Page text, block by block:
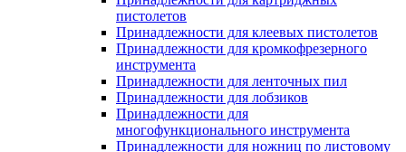
пистолетов
Принадлежности для клеевых пистолетов
Принадлежности для кромкофрезерного
инструмента
Принадлежности для ленточных пил
Принадлежности для лобзиков
Принадлежности для
многофункционального инструмента
Принадлежности для ножниц по листовому